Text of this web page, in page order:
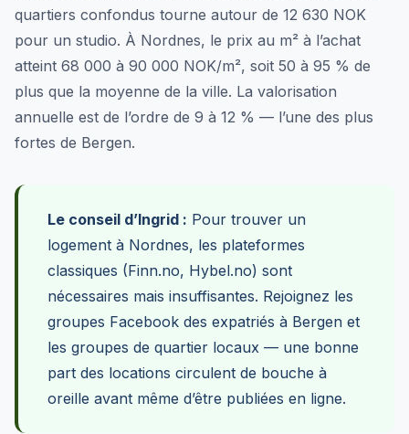
quartiers confondus tourne autour de 12 630 NOK
pour un studio. À Nordnes, le prix au m² à l’achat
atteint 68 000 à 90 000 NOK/m², soit 50 à 95 % de
plus que la moyenne de la ville. La valorisation
annuelle est de l’ordre de 9 à 12 % — l’une des plus
fortes de Bergen.
Le conseil d’Ingrid : Pour trouver un
logement à Nordnes, les plateformes
classiques (Finn.no, Hybel.no) sont
nécessaires mais insuffisantes. Rejoignez les
groupes Facebook des expatriés à Bergen et
les groupes de quartier locaux — une bonne
part des locations circulent de bouche à
oreille avant même d’être publiées en ligne.